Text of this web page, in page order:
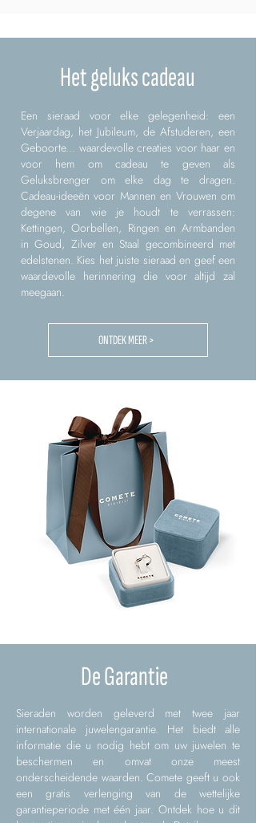
Het geluks cadeau
Een sieraad voor elke gelegenheid: een
Verjaardag, het Jubileum, de Afstuderen, een
Geboorte... waardevolle creaties voor haar en
voor hem om cadeau te geven als
Geluksbrenger om elke dag te dragen.
Cadeau-ideeën voor Mannen en Vrouwen om
degene van wie je houdt te verrassen:
Kettingen, Oorbellen, Ringen en Armbanden
in Goud, Zilver en Staal gecombineerd met
edelstenen. Kies het juiste sieraad en geef een
waardevolle herinnering die voor altijd zal
meegaan.
ONTDEK MEER >
De Garantie
Sieraden worden geleverd met twee jaar
internationale juwelengarantie. Het biedt alle
informatie die u nodig hebt om uw juwelen te
beschermen en omvat onze meest
onderscheidende waarden. Comete geeft u ook
een gratis verlenging van de wettelijke
garantieperiode met één jaar. Ontdek hoe u dit